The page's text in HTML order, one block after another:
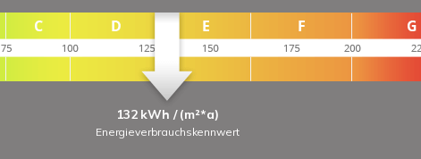
132 kWh / (m²*a)
Energieverbrauchskennwert